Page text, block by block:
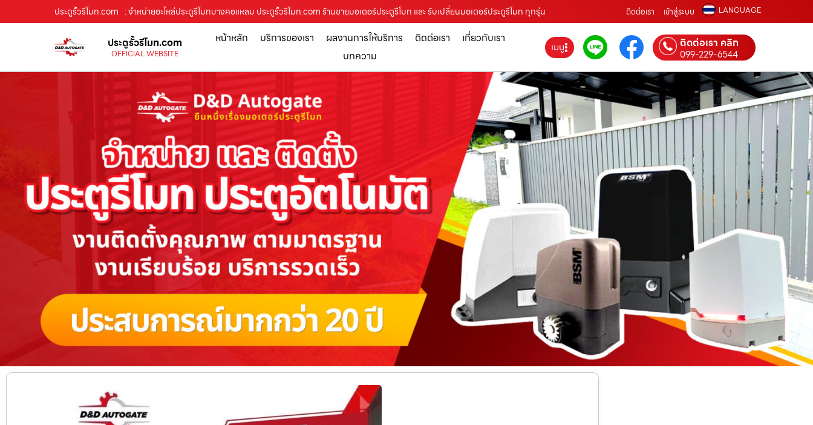
ประตูรั้วรีโมท.com : จำหน่ายอะไหล่ประตูรีโมทบางคอแหลม ประตูรั้วรีโมท.com ร้านขายมอเตอร์ประตูรีโมท และ รับเปลี่ยนมอเตอร์ประตูรีโมท ทุกรุ่น ติดต่อเรา เข้าสู่ระบบ LANGUAGE
ประตูรั้วรีโมท.com
OFFICIAL WEBSITE
หน้าหลัก บริการของเรา ผลงานการให้บริการ ติดต่อเรา
เกี่ยวกับเรา
บทความ
เมนู ติดต่อเรา คลิก
099-229-6544